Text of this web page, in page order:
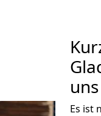
Es ist